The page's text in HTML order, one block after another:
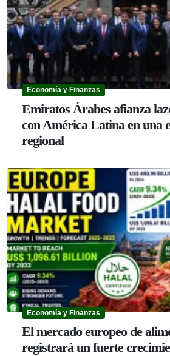
Economía y Finanzas
Emiratos Árabes afianza
con América Latina en una
regional
Economía y Finanzas
El mercado europeo de
registrará un fuerte